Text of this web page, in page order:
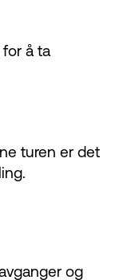
å ta
turen er det
og